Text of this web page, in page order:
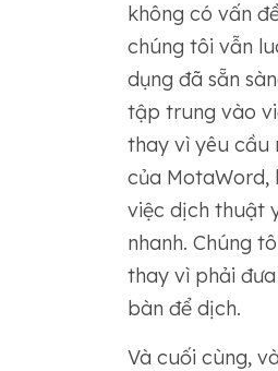
không có vấn
chúng tôi vẫn
dụng đã sẵn
tập trung vào
thay vì yêu cầu
của MotaWord,
việc dịch thuật
nhanh. Chúng
thay vì phải
bàn để dịch.
Và cuối cùng,